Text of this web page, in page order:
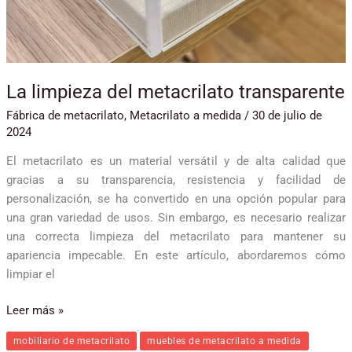
La limpieza del metacrilato transparente
Fábrica de metacrilato, Metacrilato a medida / 30 de julio de
2024
El metacrilato es un material versátil y de alta calidad que
gracias a su transparencia, resistencia y facilidad de
personalización, se ha convertido en una opción popular para
una gran variedad de usos. Sin embargo, es necesario realizar
una correcta limpieza del metacrilato para mantener su
apariencia impecable. En este artículo, abordaremos cómo
limpiar el
Leer más »
mobiliario de metacrilato muebles de metacrilato a medida